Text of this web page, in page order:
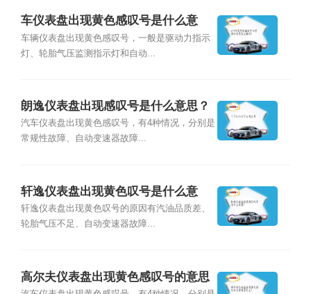
车仪表盘出现黄色感叹号是什么意
思？
车辆仪表盘出现黄色感叹号，一般是驱动力指示
灯、轮胎气压监测指示灯和自动...
朗逸仪表盘出现感叹号是什么意思？
汽车仪表盘出现黄色感叹号，有4种情况，分别是
常规性故障、自动变速器故障...
轩逸仪表盘出现黄色叹号是什么意
思？
轩逸仪表盘出现黄色叹号的原因有汽油品质差、
轮胎气压不足、自动变速器故障...
高尔夫仪表盘出现黄色感叹号的意思